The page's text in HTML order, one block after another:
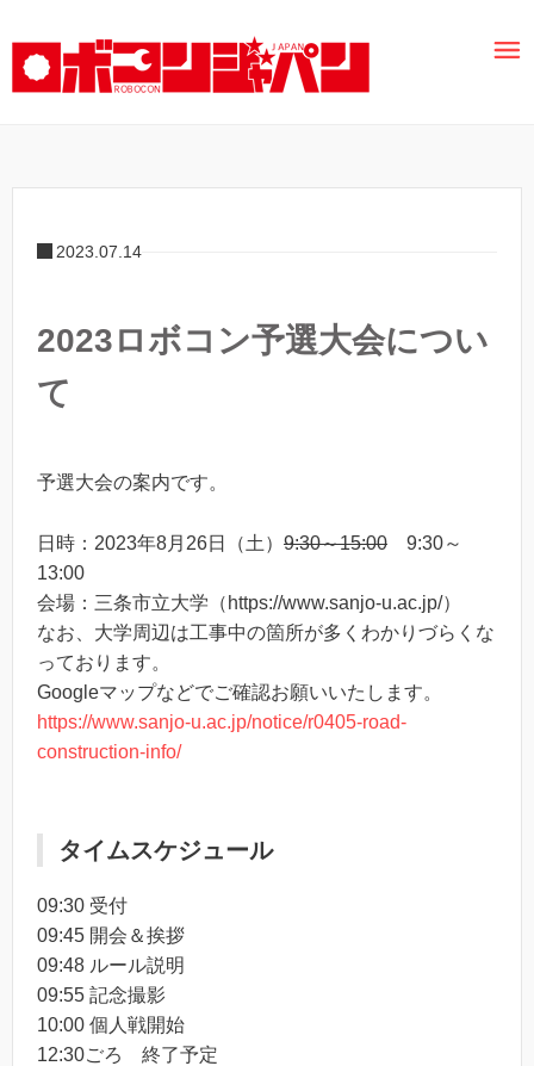
2023.07.14
2023ロボコン予選大会につい
て
予選大会の案内です。
日時：2023年8月26日（土） 9:30～15:00 9:30～
13:00
会場：三条市立大学（https://www.sanjo-u.ac.jp/）
なお、大学周辺は工事中の箇所が多くわかりづらくな
っております。
Googleマップなどでご確認お願いいたします。
https://www.sanjo-u.ac.jp/notice/r0405-road-
construction-info/
タイムスケジュール
09:30 受付
09:45 開会＆挨拶
09:48 ルール説明
09:55 記念撮影
10:00 個人戦開始
12:30ごろ 終了予定